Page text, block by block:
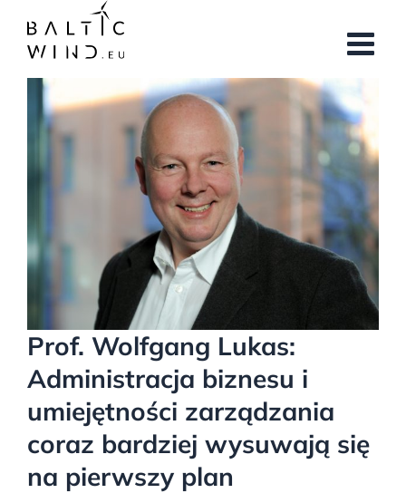
zawartości
Pokaż
większy
obrazek
Prof. Wolfgang Lukas:
Administracja biznesu i
umiejętności zarządzania
coraz bardziej wysuwają się
na pierwszy plan